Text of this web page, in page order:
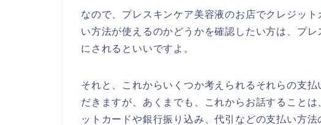
なので、プレスキンケア美容液のお店でクレジッ
い方法が使えるのかどうかを確認したい方は、プ
にされるといいですよ。
それと、これからいくつか考えられるそれらの支
だきますが、あくまでも、これからお話すること
ットカードや銀行振り込み、代引などの支払い方